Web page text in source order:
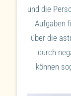
und die
Aufgaben
über die
durch
können